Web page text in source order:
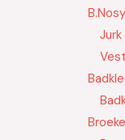
B.Nosy
Jurk
Vest